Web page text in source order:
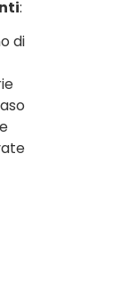
:
di